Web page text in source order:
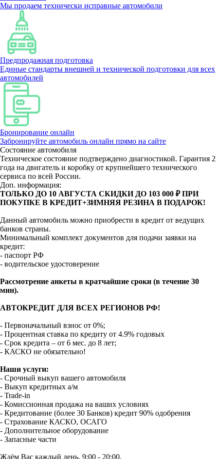
Мы продаем технически исправные автомобили
Предпродажная подготовка
Единые стандарты внешней и технической подготовки для всех
автомобилей
Бронирование онлайн
Забронируйте автомобиль онлайн прямо на сайте
Состояние автомобиля
Техническое состояние подтверждено диагностикой. Гарантия 2
года на двигатель и коробку от крупнейшего технического
сервиса по всей России.
Доп. информация:
ТОЛЬКО ДО 10 АВГУСТА СКИДКИ ДО 103 000 ₽ ПРИ
ПОКУПКЕ В КРЕДИТ+ЗИМНЯЯ РЕЗИНА В ПОДАРОК!
Данный автомобиль можно приобрести в кредит от ведущих
банков страны.
Минимальный комплект документов для подачи заявки на
кредит:
- паспорт РФ
- водительское удостоверение
Рассмотрение анкеты в кратчайшие сроки (в течение 30
мин).
АВТОКРЕДИТ ДЛЯ ВСЕХ РЕГИОНОВ РФ!
- Первоначальный взнос от 0%;
- Процентная ставка по кредиту от 4.9% годовых
- Срок кредита – от 6 мес. до 8 лет;
- КАСКО не обязательно!
Наши услуги:
- Срочный выкуп вашего автомобиля
- Выкуп кредитных а/м
- Trade-in
- Комиссионная продажа на ваших условиях
- Кредитование (более 30 Банков) кредит 90% одобрения
- Страхование КАСКО, ОСАГО
- Дополнительное оборудование
- Запасные части
Ждём Вас каждый день, 9:00 - 20:00.